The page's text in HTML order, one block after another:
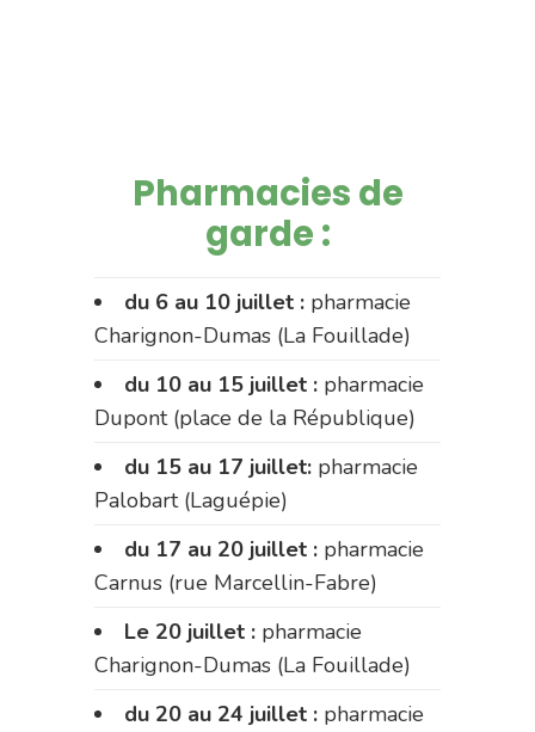
Pharmacies de
garde :
du 6 au 10 juillet : pharmacie
Charignon-Dumas (La Fouillade)
du 10 au 15 juillet : pharmacie
Dupont (place de la République)
du 15 au 17 juillet: pharmacie
Palobart (Laguépie)
du 17 au 20 juillet : pharmacie
Carnus (rue Marcellin-Fabre)
Le 20 juillet : pharmacie
Charignon-Dumas (La Fouillade)
du 20 au 24 juillet : pharmacie